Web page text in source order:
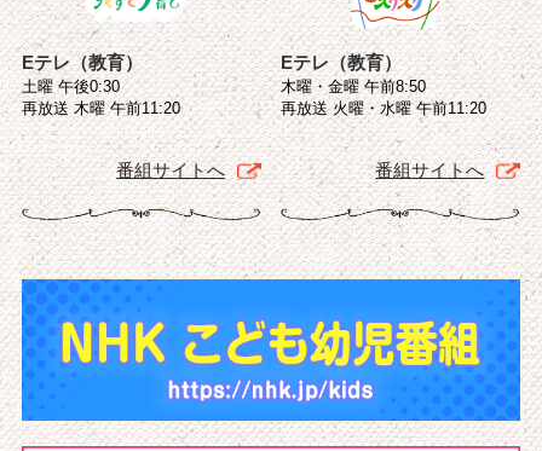
Eテレ（教育）
土曜 午後0:30
再放送 木曜 午前11:20
番組サイトへ
Eテレ（教育）
木曜・金曜 午前8:50
再放送 火曜・水曜 午前11:20
番組サイトへ